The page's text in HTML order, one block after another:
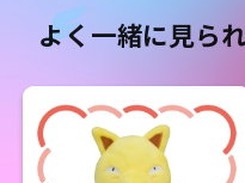
よく一緒に見ら